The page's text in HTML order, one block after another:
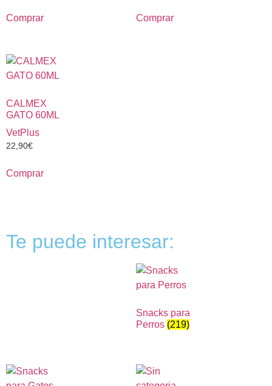
Comprar Comprar
CALMEX
GATO 60ML
VetPlus
22,90€
Comprar
Te puede interesar:
Snacks para
Perros (219)